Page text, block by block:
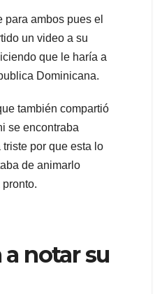
para ambos pues el
un video a su
que le haría a
Dominicana.
también compartió
se encontraba
por que esta lo
de animarlo
notar su